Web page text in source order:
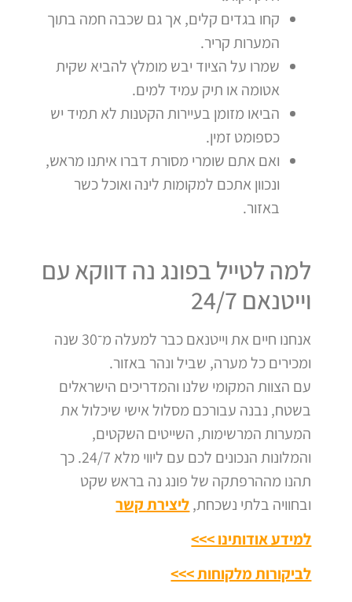
קחו בגדים קלים, אך גם שכבה חמה בתוך
המערות קריר.
שמרו על הציוד יבש מומלץ להביא שקית
אטומה או תיק עמיד למים.
הביאו מזומן בעיירות הקטנות לא תמיד יש
כספומט זמין.
ואם אתם שומרי מסורת דברו איתנו מראש,
ונכוון אתכם למקומות לינה ואוכל כשר
באזור.
למה לטייל בפונג נה דווקא עם
וייטנאם 24/7
אנחנו חיים את וייטנאם כבר למעלה מ־30 שנה
ומכירים כל מערה, שביל ונהר באזור.
עם הצוות המקומי שלנו והמדריכים הישראלים
בשטח, נבנה עבורכם מסלול אישי שיכלול את
המערות המרשימות, השייטים השקטים,
והמלונות הנכונים לכם עם ליווי מלא 24/7. כך
תהנו מההרפתקה של פונג נה בראש שקט
ובחוויה בלתי נשכחת,ליצירת קשר
למידע אודותינו >>>
לביקורות מלקוחות >>>